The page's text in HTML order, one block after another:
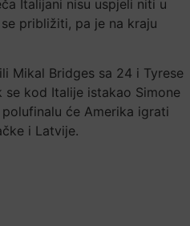
Italijani nisu uspjeli niti u
približiti, pa je na kraju
Mikal Bridges sa 24 i Tyrese
se kod Italije istakao Simone
će Amerika igrati
i Latvije.